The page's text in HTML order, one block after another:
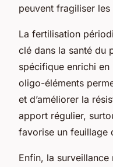
peuvent fragiliser les
La fertilisation
clé dans la santé du
spécifique enrichi
oligo-éléments
et d’améliorer la
apport régulier,
favorise un feuillage
Enfin, la surveillance